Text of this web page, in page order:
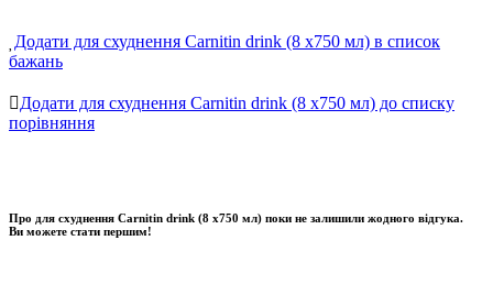
Додати для схуднення Carnitin drink (8 x750 мл) в список
бажань
Додати для схуднення Carnitin drink (8 x750 мл) до списку
порівняння
Про для схуднення Carnitin drink (8 x750 мл) поки не залишили жодного відгука.
Ви можете стати першим!